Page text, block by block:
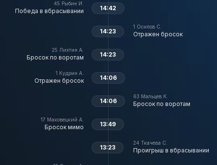
45 Рыбин И.
Победа в вбрасывании 14:42
1 Осипов С.
Отражен бросок
14:23
25 Лихтин А.
Бросок по воротам 14:23
1 Кудрин А.
Отражен бросок 14:06
63 Мальцев К.
Бросок по воротам
14:06
17 Маковецкий А.
Бросок мимо 13:49
24 Ткачева С.
Проигрыш в вбрасывании
13:23